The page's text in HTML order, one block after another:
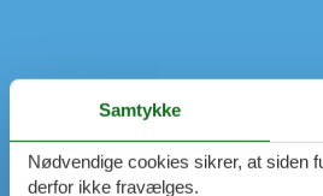
Samtykke
Nødvendige cookies sikrer, at siden
derfor ikke fravælges.